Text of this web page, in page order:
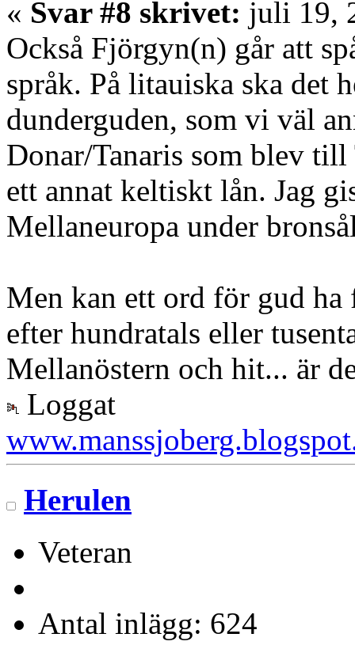
« Svar #8 skrivet: juli 19,
Också Fjörgyn(n) går att
språk. På litauiska ska det
dunderguden, som vi väl
Donar/Tanaris som blev
ett annat keltiskt lån. Jag
Mellaneuropa under
Men kan ett ord för gud
efter hundratals eller
Mellanöstern och hit... är
Loggat
Herulen
Veteran
Antal inlägg: 624